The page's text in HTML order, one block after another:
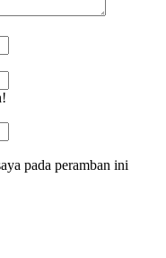
pada peramban ini